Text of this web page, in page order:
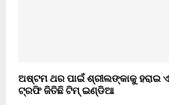
ଅଷ୍ଟମ ଥର ପାଇଁ ଶ୍ରୀଲଙ୍କାକୁ
ଟ୍ରଫି ଜିତିଛି ଟିମ୍ ଇଣ୍ଡିଆ